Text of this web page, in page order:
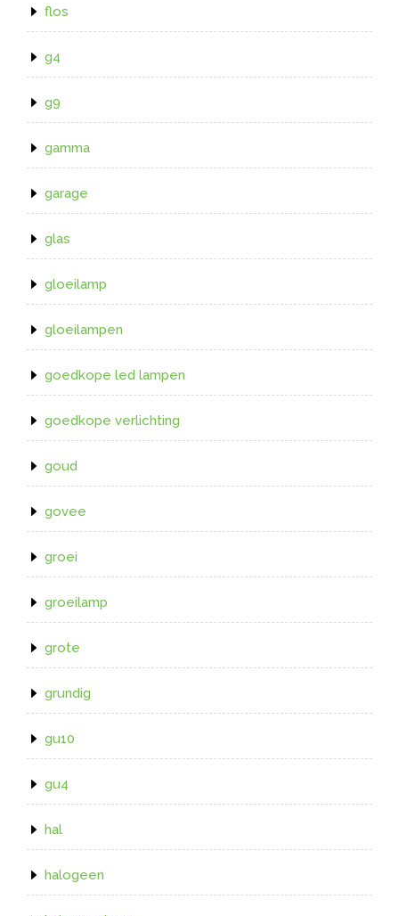
flos
g4
g9
gamma
garage
glas
gloeilamp
gloeilampen
goedkope led lampen
goedkope verlichting
goud
govee
groei
groeilamp
grote
grundig
gu10
gu4
hal
halogeen